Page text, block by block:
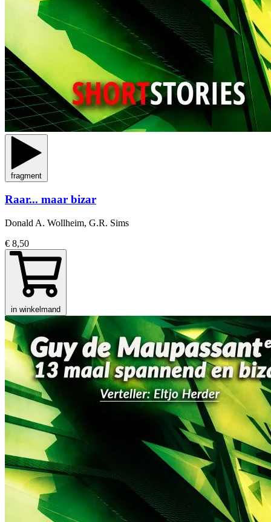
fragment
Raar... maar bizar
Donald A. Wollheim, G.R. Sims
€ 8,50
in winkelmand